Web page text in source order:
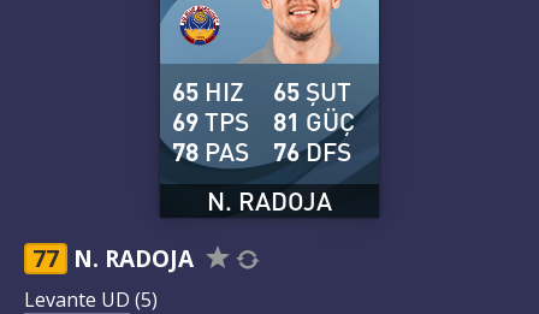
N. RADOJA
65 HIZ
69TPS
78 PAS
65 ŞUT
81 GÜÇ
76DFS
77 N. RADOJA
Levante UD (5)